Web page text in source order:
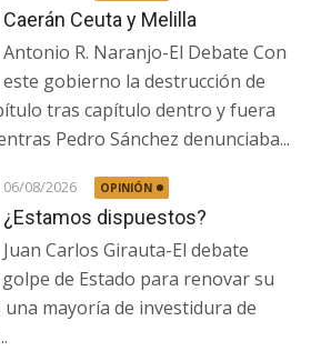
Caerán Ceuta y Melilla
Antonio R. Naranjo-El Debate Con
este gobierno la destrucción de
tras capítulo dentro y fuera
Pedro Sánchez denunciaba...
06/08/2026 OPINIÓN
¿Estamos dispuestos?
Juan Carlos Girauta-El debate
de Estado para renovar su
mayoría de investidura de